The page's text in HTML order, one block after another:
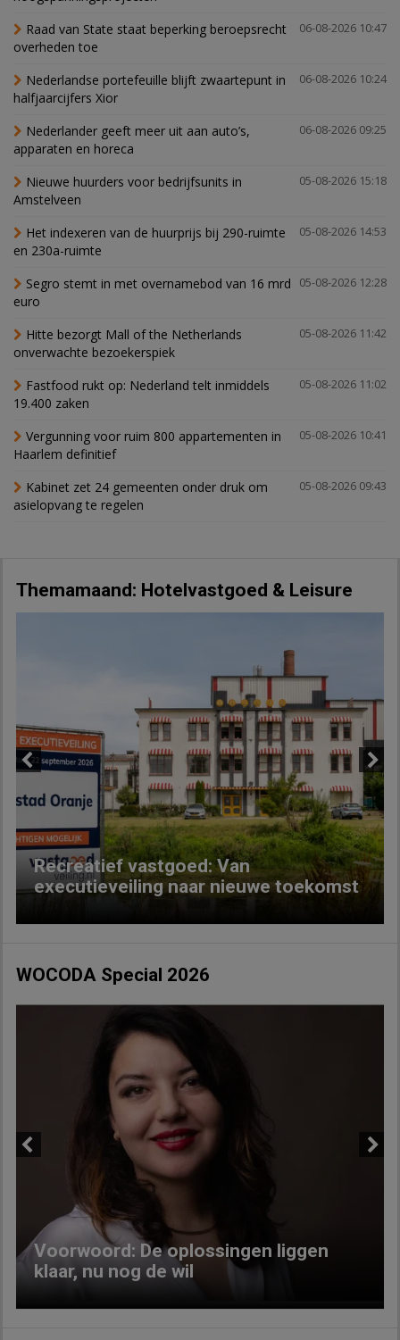
06-08-2026 10:47
Raad van State staat beperking beroepsrecht
overheden toe
06-08-2026 10:24
Nederlandse portefeuille blijft zwaartepunt in
halfjaarcijfers Xior
06-08-2026 09:25
Nederlander geeft meer uit aan auto’s,
apparaten en horeca
05-08-2026 15:18
Nieuwe huurders voor bedrijfsunits in
Amstelveen
05-08-2026 14:53
Het indexeren van de huurprijs bij 290-ruimte
en 230a-ruimte
05-08-2026 12:28
Segro stemt in met overnamebod van 16 mrd
euro
05-08-2026 11:42
Hitte bezorgt Mall of the Netherlands
onverwachte bezoekerspiek
05-08-2026 11:02
Fastfood rukt op: Nederland telt inmiddels
19.400 zaken
05-08-2026 10:41
Vergunning voor ruim 800 appartementen in
Haarlem definitief
05-08-2026 09:43
Kabinet zet 24 gemeenten onder druk om
asielopvang te regelen
Themamaand: Hotelvastgoed & Leisure
Recreatief vastgoed: Van
executieveiling naar nieuwe toekomst
Next
WOCODA Special 2026
Voorwoord: De oplossingen liggen
klaar, nu nog de wil